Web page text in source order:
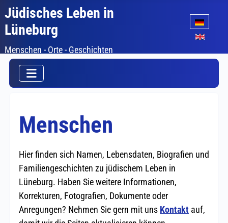
Jüdisches Leben in
Lüneburg
Menschen - Orte - Geschichten
Sprache